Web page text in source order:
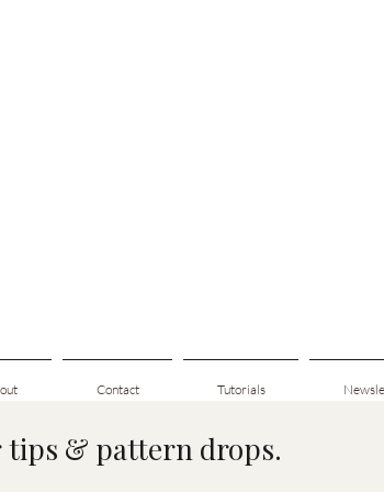
Contact Tutorials
tips & pattern drops.